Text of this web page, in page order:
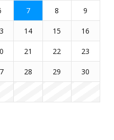
7 8 9
14 15 16
21 22 23
28 29 30